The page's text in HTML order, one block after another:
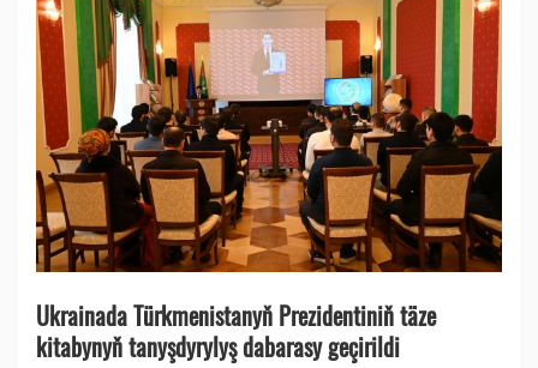
Ukrainada Türkmenistanyň Prezidentiniň täze
kitabynyň tanyşdyrylyş dabarasy geçirildi